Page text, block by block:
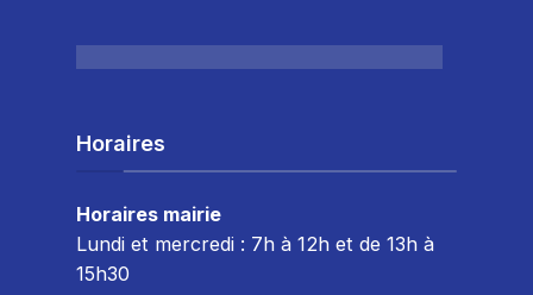
Horaires
Horaires mairie
Lundi et mercredi : 7h à 12h et de 13h à
15h30